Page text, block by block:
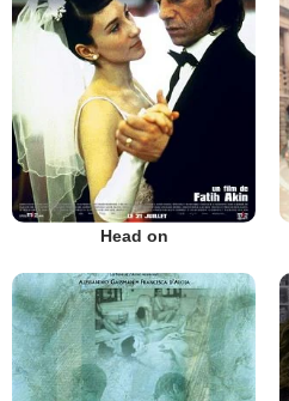
Head on